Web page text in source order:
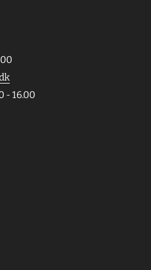
- 16.00